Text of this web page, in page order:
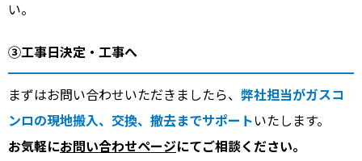
い。
③工事日決定・工事へ
まずはお問い合わせいただきましたら、 弊社担当がガスコ
ンロの現地搬入、交換、撤去までサポート いたします。
お気軽にお問い合わせページにてご相談ください。